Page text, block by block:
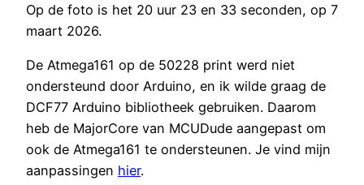
Op de foto is het 20 uur 23 en 33 seconden, op 7
maart 2026.
De Atmega161 op de 50228 print werd niet
ondersteund door Arduino, en ik wilde graag de
DCF77 Arduino bibliotheek gebruiken. Daarom
heb de MajorCore van MCUDude aangepast om
ook de Atmega161 te ondersteunen. Je vind mijn
aanpassingen hier.